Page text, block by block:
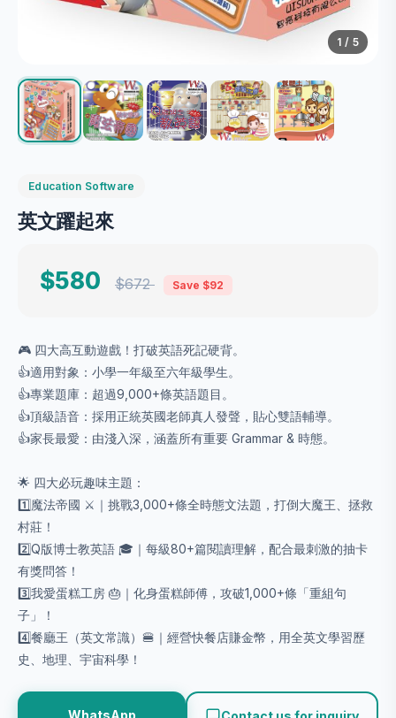
1 / 5
Education Software
英文躍起來
$580 $672 Save $92
🎮 四大高互動遊戲！打破英語死記硬背。
👍適用對象：小學一年級至六年級學生。
👍專業題庫：超過9,000+條英語題目。
👍頂級語音：採用正統英國老師真人發聲，貼心雙語輔導。
👍家長最愛：由淺入深，涵蓋所有重要 Grammar & 時態。
🌟 四大必玩趣味主題：
1️⃣魔法帝國 ⚔️｜挑戰3,000+條全時態文法題，打倒大魔王、拯救
村莊！
2️⃣Q版博士教英語 🎓｜每級80+篇閱讀理解，配合最刺激的抽卡
有獎問答！
3️⃣我愛蛋糕工房 🎂｜化身蛋糕師傅，攻破1,000+條「重組句
子」！
4️⃣餐廳王（英文常識）🍔｜經營快餐店賺金幣，用全英文學習歷
史、地理、宇宙科學！